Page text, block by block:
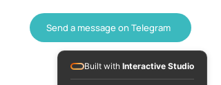
Send a message on Telegram
Built with Interactive Studio